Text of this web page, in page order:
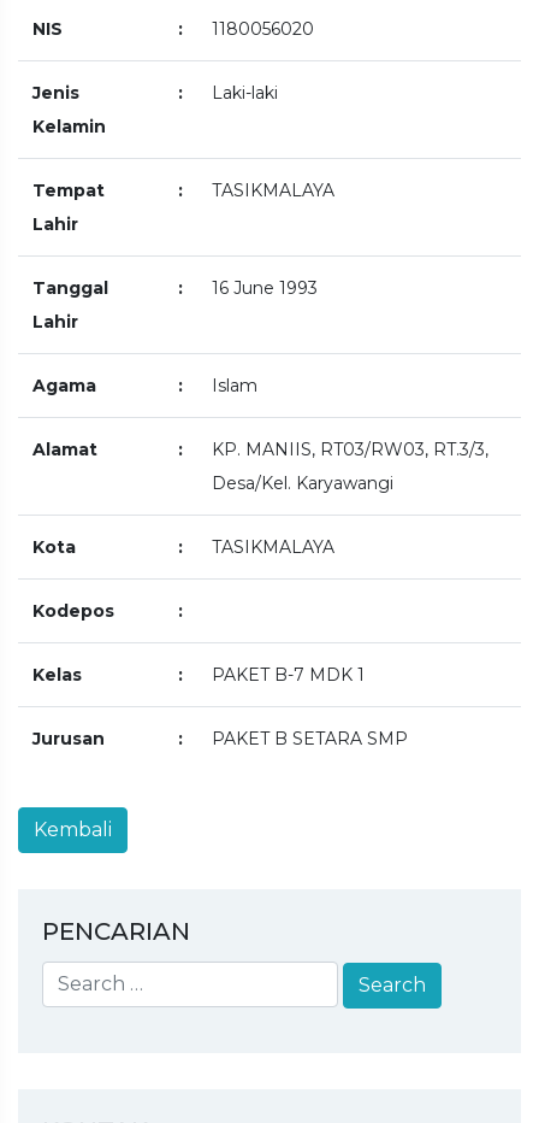
NIS : 1180056020
Jenis
Kelamin
: Laki-laki
Tempat
Lahir
: TASIKMALAYA
Tanggal
Lahir
: 16 June 1993
Agama : Islam
Alamat :
KP. MANIIS, RT03/RW03, RT.3/3,
Desa/Kel. Karyawangi
Kota : TASIKMALAYA
Kodepos :
Kelas : PAKET B-7 MDK 1
Jurusan : PAKET B SETARA SMP
PENCARIAN